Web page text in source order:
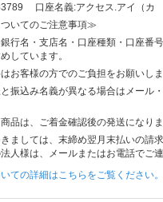
口座名義:アクセス.アイ（カ
いてのご注意事項≫
行名・支店名・口座種類・口座番
しています。
お客様の方でのご負担をお願いしま
振込み名義が異なる場合はメール
品は、ご着金確認後の発送になりま
ましては、末締め翌月末払いの請
人様は、メールまたはお電話でご連
ての詳細はこちらをご覧ください。